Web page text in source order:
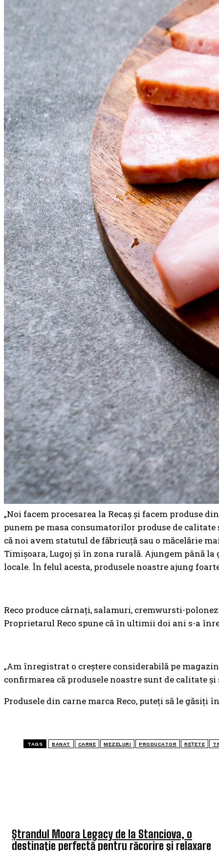
Ștrandul Moora Legacy de la Stanciova, o
destinație perfectă pentru răcorire și relaxare
„Noi facem procesarea la Recaș și facem produse
punem pe masa consumatorilor produse de
că noi avem statutul de făbricuță sau o măcelărie
Timișoara, Lugoj și în zona rurală. Ajungem până
locale. În felul acesta, produsele noastre ajung
Reco produce cârnați, salamuri, cremwursti-
Proprietarul Reco spune că în ultimii doi ani s-a
„Am înregistrat o creștere considerabilă pe
confirmarea că produsele noastre sunt de calitate și
Produsele din carne marca Reco, puteți să le găsiți
TAGS BANAT CARNE MEZELURI PRODUCATOR REȚETE